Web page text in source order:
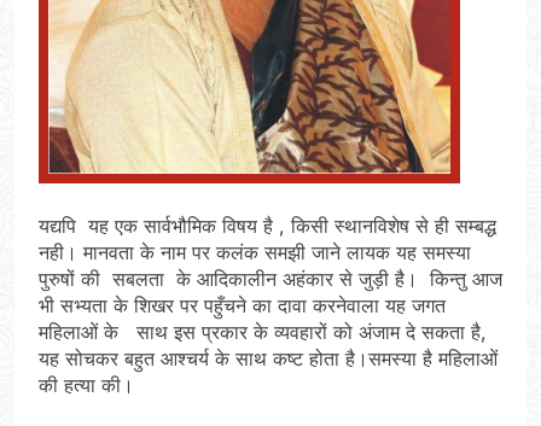
यद्यपि यह एक सार्वभौमिक विषय है , किसी स्थानविशेष से ही सम्बद्ध
नही। मानवता के नाम पर कलंक समझी जाने लायक यह समस्या
पुरुषों की सबलता के आदिकालीन अहंकार से जुड़ी है। किन्तु आज
भी सभ्यता के शिखर पर पहुँचने का दावा करनेवाला यह जगत
महिलाओं के साथ इस प्रकार के व्यवहारों को अंजाम दे सकता है,
यह सोचकर बहुत आश्चर्य के साथ कष्ट होता है।समस्या है महिलाओं
की हत्या की।